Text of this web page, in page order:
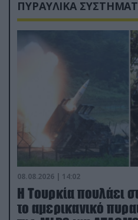
ΠΥΡΑΥΛΙΚΑ
08.08.2026 | 14:02
Η Τουρκία πουλάει
το αμερικανικό